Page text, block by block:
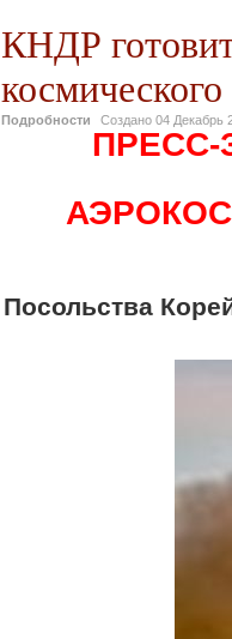
КНДР
Подробности Создано 04 Декабрь
ПРЕСС-
Посольства